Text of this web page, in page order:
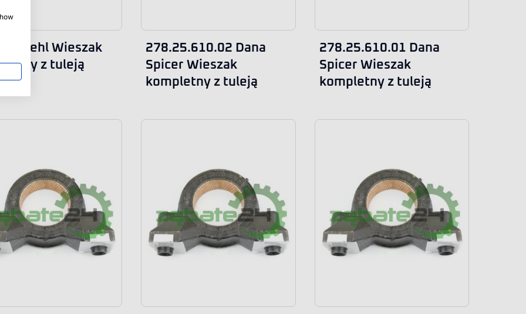
Gehl Wieszak
z tuleją
278.25.610.02 Dana
Spicer Wieszak
kompletny z tuleją
278.25.610.01 Dana
Spicer Wieszak
kompletny z tuleją